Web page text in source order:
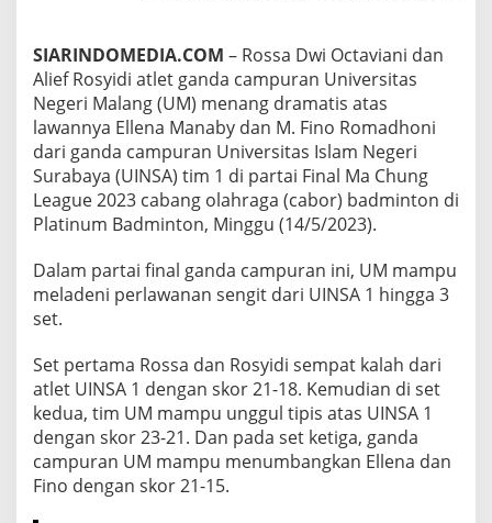
I
F
I
N
L
M
A
C
N
G
A
U
E
0
2
3
SIARINDOMEDIA.COM – Rossa Dwi Octaviani dan
Alief Rosyidi atlet ganda campuran Universitas
Negeri Malang (UM) menang dramatis atas
lawannya Ellena Manaby dan M. Fino Romadhoni
dari ganda campuran Universitas Islam Negeri
Surabaya (UINSA) tim 1 di partai Final Ma Chung
League 2023 cabang olahraga (cabor) badminton di
Platinum Badminton, Minggu (14/5/2023).
Dalam partai final ganda campuran ini, UM mampu
meladeni perlawanan sengit dari UINSA 1 hingga 3
set.
Set pertama Rossa dan Rosyidi sempat kalah dari
atlet UINSA 1 dengan skor 21-18. Kemudian di set
kedua, tim UM mampu unggul tipis atas UINSA 1
dengan skor 23-21. Dan pada set ketiga, ganda
campuran UM mampu menumbangkan Ellena dan
Fino dengan skor 21-15.